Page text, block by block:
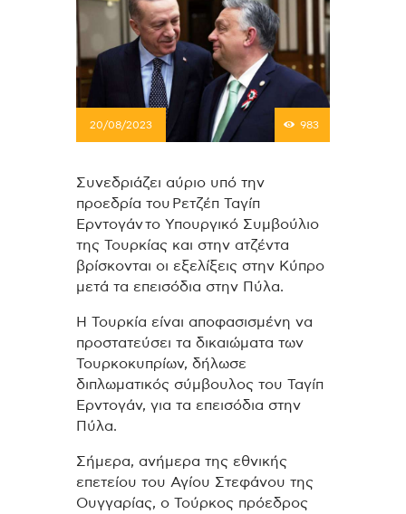
20/08/2023 983
Συνεδριάζει αύριο υπό την
προεδρία του Ρετζέπ Ταγίπ
Ερντογάν το Υπουργικό Συμβούλιο
της Τουρκίας και στην ατζέντα
βρίσκονται οι εξελίξεις στην Κύπρο
μετά τα επεισόδια στην Πύλα.
Η Τουρκία είναι αποφασισμένη να
προστατεύσει τα δικαιώματα των
Τουρκοκυπρίων, δήλωσε
διπλωματικός σύμβουλος του Ταγίπ
Ερντογάν, για τα επεισόδια στην
Πύλα.
Σήμερα, ανήμερα της εθνικής
επετείου του Αγίου Στεφάνου της
Ουγγαρίας, ο Τούρκος πρόεδρος